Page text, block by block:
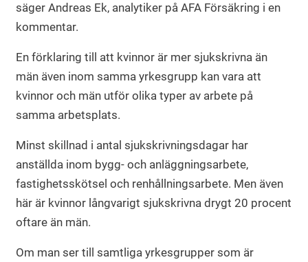
säger Andreas Ek, analytiker på AFA Försäkring i en
kommentar.
En förklaring till att kvinnor är mer sjukskrivna än
män även inom samma yrkesgrupp kan vara att
kvinnor och män utför olika typer av arbete på
samma arbetsplats.
Minst skillnad i antal sjukskrivningsdagar har
anställda inom bygg- och anläggningsarbete,
fastighetsskötsel och renhållningsarbete. Men även
här är kvinnor långvarigt sjukskrivna drygt 20 procent
oftare än män.
Om man ser till samtliga yrkesgrupper som är